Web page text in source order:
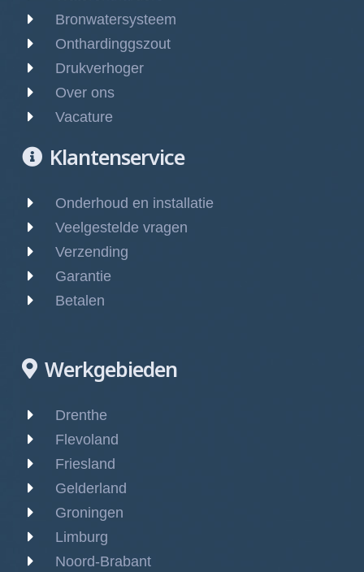
Bronwatersysteem
Onthardinggszout
Drukverhoger
Over ons
Vacature
Klantenservice
Onderhoud en installatie
Veelgestelde vragen
Verzending
Garantie
Betalen
Werkgebieden
Drenthe
Flevoland
Friesland
Gelderland
Groningen
Limburg
Noord-Brabant